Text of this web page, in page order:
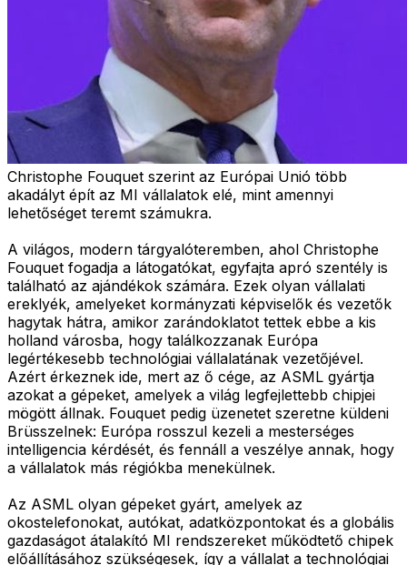
Christophe Fouquet szerint az Európai Unió több
akadályt épít az MI vállalatok elé, mint amennyi
lehetőséget teremt számukra.
A világos, modern tárgyalóteremben, ahol Christophe
Fouquet fogadja a látogatókat, egyfajta apró szentély is
található az ajándékok számára. Ezek olyan vállalati
ereklyék, amelyeket kormányzati képviselők és vezetők
hagytak hátra, amikor zarándoklatot tettek ebbe a kis
holland városba, hogy találkozzanak Európa
legértékesebb technológiai vállalatának vezetőjével.
Azért érkeznek ide, mert az ő cége, az ASML gyártja
azokat a gépeket, amelyek a világ legfejlettebb chipjei
mögött állnak. Fouquet pedig üzenetet szeretne küldeni
Brüsszelnek: Európa rosszul kezeli a mesterséges
intelligencia kérdését, és fennáll a veszélye annak, hogy
a vállalatok más régiókba menekülnek.
Az ASML olyan gépeket gyárt, amelyek az
okostelefonokat, autókat, adatközpontokat és a globális
gazdaságot átalakító MI rendszereket működtető chipek
előállításához szükségesek, így a vállalat a technológiai